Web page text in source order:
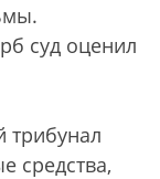
суд оценил
средства,